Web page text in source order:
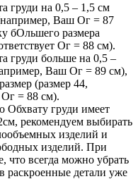
груди на 0,5 – 1,5 см
Ваш Ог = 87
бОльшего размера
Ог = 88 см).
груди больше на 0,5 –
Ваш Ог = 89 см),
(размер 44,
Ог = 88 см).
Обхвату груди имеет
рекомендуем выбирать
изделий и
изделий. При
что всегда можно убрать
раскроенные детали уже